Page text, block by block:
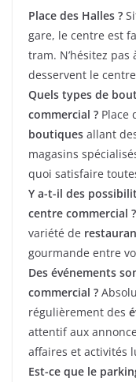
Place des Halles ?
gare, le centre est
tram. N’hésitez
desservent le
Quels types de
commercial ? Place
boutiques allant
magasins
quoi satisfaire
Y a-t-il des
centre commercial ?
variété de
gourmande entre
Des événements
commercial ?
régulièrement des
attentif aux
affaires et activités
Est-ce que le